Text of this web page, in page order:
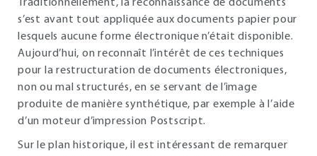
Traditionnellement, la reconnaissance de documents
s’est avant tout appliquée aux documents papier pour
lesquels aucune forme électronique n’était disponible.
Aujourd’hui, on reconnaît l’intérêt de ces techniques
pour la restructuration de documents électroniques,
non ou mal structurés, en se servant de l’image
produite de manière synthétique, par exemple à l’aide
d’un moteur d’impression Postscript.
Sur le plan historique, il est intéressant de remarquer